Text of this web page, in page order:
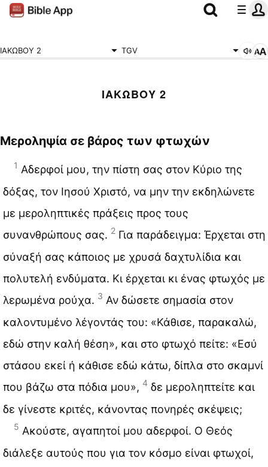
ΙΑΚΩΒΟΥ 2 TGV
ΙΑΚΩΒΟΥ 2
Μεροληψία σε βάρος των φτωχών
1 Αδερφοί μου, την πίστη σας στον Κύριο της
δόξας, τον Ιησού Χριστό, να μην την εκδηλώνετε
με μεροληπτικές πράξεις προς τους
συνανθρώπους σας. 2 Για παράδειγμα: Έρχεται στη
σύναξή σας κάποιος με χρυσά δαχτυλίδια και
πολυτελή ενδύματα. Κι έρχεται κι ένας φτωχός με
λερωμένα ρούχα. 3 Αν δώσετε σημασία στον
καλοντυμένο λέγοντάς του: «Κάθισε, παρακαλώ,
εδώ στην καλή θέση», και στο φτωχό πείτε: «Εσύ
στάσου εκεί ή κάθισε εδώ κάτω, δίπλα στο σκαμνί
που βάζω στα πόδια μου», 4 δε μεροληπτείτε και
δε γίνεστε κριτές, κάνοντας πονηρές σκέψεις;
5 Ακούστε, αγαπητοί μου αδερφοί. Ο Θεός
διάλεξε αυτούς που για τον κόσμο είναι φτωχοί,